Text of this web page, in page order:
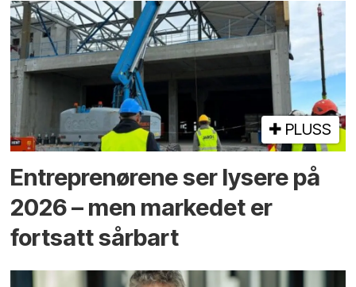
PLUSS
Entreprenørene ser lysere på
2026 – men markedet er
fortsatt sårbart